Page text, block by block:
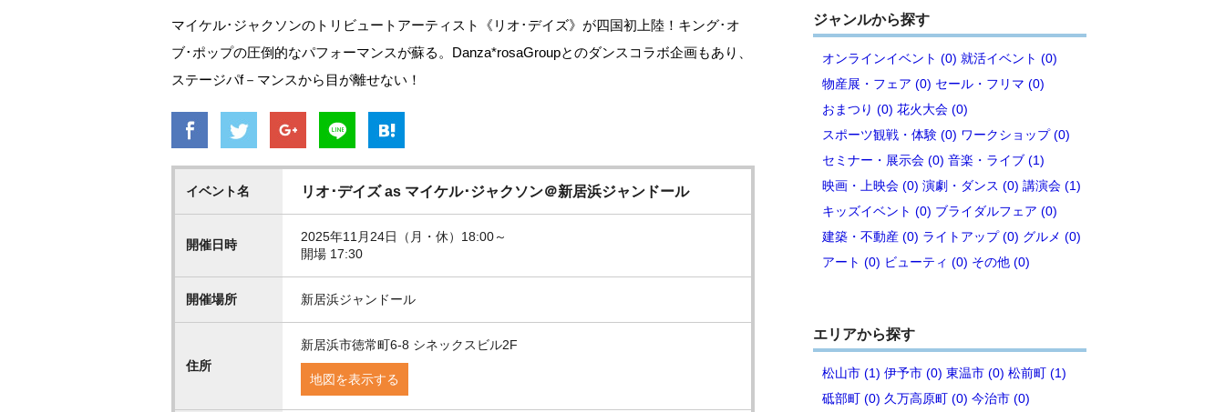
マイケル･ジャクソンのトリビュートアーティスト《リオ･デイズ》が四国初上陸！キング･オ
ブ･ポップの圧倒的なパフォーマンスが蘇る。Danza*rosaGroupとのダンスコラボ企画もあり、
ステージパf－マンスから目が離せない！
イベント名 リオ･デイズ as マイケル･ジャクソン＠新居浜ジャンドール
開催日時
2025年11月24日（月・休）18:00～
開場 17:30
開催場所 新居浜ジャンドール
住所
新居浜市徳常町6-8 シネックスビル2F
地図を表示する
ジャンルから探す
オンラインイベント (0) 就活イベント (0)
物産展・フェア (0) セール・フリマ (0)
おまつり (0) 花火大会 (0)
スポーツ観戦・体験 (0) ワークショップ (0)
セミナー・展示会 (0) 音楽・ライブ (1)
映画・上映会 (0) 演劇・ダンス (0) 講演会 (1)
キッズイベント (0) ブライダルフェア (0)
建築・不動産 (0) ライトアップ (0) グルメ (0)
アート (0) ビューティ (0) その他 (0)
エリアから探す
松山市 (1) 伊予市 (0) 東温市 (0) 松前町 (1)
砥部町 (0) 久万高原町 (0) 今治市 (0)